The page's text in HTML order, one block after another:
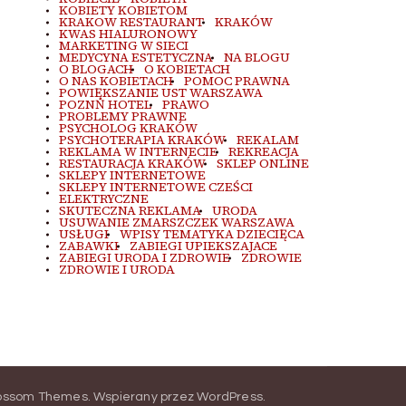
KOBIETY KOBIETOM
KRAKOW RESTAURANT KRAKÓW
KWAS HIALURONOWY
MARKETING W SIECI
MEDYCYNA ESTETYCZNA NA BLOGU
O BLOGACH O KOBIETACH
O NAS KOBIETACH POMOC PRAWNA
POWIĘKSZANIE UST WARSZAWA
POZNŃ HOTEL PRAWO
PROBLEMY PRAWNE
PSYCHOLOG KRAKÓW
PSYCHOTERAPIA KRAKÓW REKALAM
REKLAMA W INTERNECIE REKREACJA
RESTAURACJA KRAKÓW SKLEP ONLINE
SKLEPY INTERNETOWE
SKLEPY INTERNETOWE CZEŚCI
ELEKTRYCZNE
SKUTECZNA REKLAMA URODA
USUWANIE ZMARSZCZEK WARSZAWA
USŁUGI WPISY TEMATYKA DZIECIĘCA
ZABAWKI ZABIEGI UPIEKSZAJACE
ZABIEGI URODA I ZDROWIE ZDROWIE
ZDROWIE I URODA
Themes. Wspierany przezWordPress.